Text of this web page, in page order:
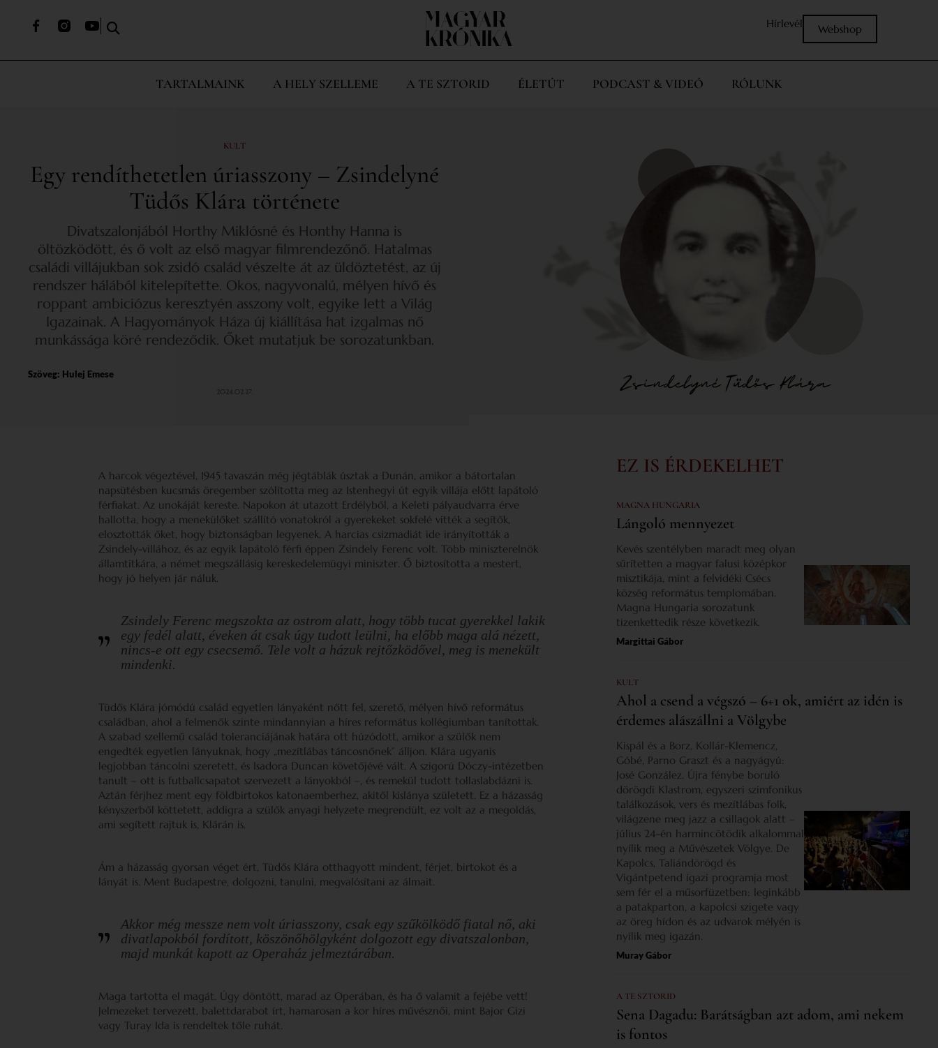
Hírlevél Webshop
TARTALMAINK A HELY SZELLEME A TE SZTORID ÉLETÚT PODCAST & VIDEÓ RÓLUNK
KULT
Egy rendíthetetlen úriasszony – Zsindelyné
Tüdős Klára története
Divatszalonjából Horthy Miklósné és Honthy Hanna is
öltözködött, és ő volt az első magyar filmrendezőnő. Hatalmas
családi villájukban sok zsidó család vészelte át az üldöztetést, az új
rendszer hálából kitelepítette. Okos, nagyvonalú, mélyen hívő és
roppant ambiciózus keresztyén asszony volt, egyike lett a Világ
Igazainak. A Hagyományok Háza új kiállítása hat izgalmas nő
munkássága köré rendeződik. Őket mutatjuk be sorozatunkban.
Szöveg: Hulej Emese
2024.02.27.
A harcok végeztével, 1945 tavaszán még jégtáblák úsztak a Dunán, amikor a bátortalan
napsütésben kucsmás öregember szólította meg az Istenhegyi út egyik villája előtt lapátoló
férfiakat. Az unokáját kereste. Napokon át utazott Erdélyből, a Keleti pályaudvarra érve
hallotta, hogy a menekülőket szállító vonatokról a gyerekeket sokfelé vitték a segítők,
elosztották őket, hogy biztonságban legyenek. A harcias csizmadiát ide irányították a
Zsindely-villához, és az egyik lapátoló férfi éppen Zsindely Ferenc volt. Több miniszterelnök
államtitkára, a német megszállásig kereskedelemügyi miniszter. Ő biztosította a mestert,
hogy jó helyen jár náluk.
Zsindely Ferenc megszokta az ostrom alatt, hogy több tucat gyerekkel lakik
egy fedél alatt, éveken át csak úgy tudott leülni, ha előbb maga alá nézett,
nincs-e ott egy csecsemő. Tele volt a házuk rejtőzködővel, meg is menekült
mindenki.
Tüdős Klára jómódú család egyetlen lányaként nőtt fel, szerető, mélyen hívő református
családban, ahol a felmenők szinte mindannyian a híres református kollégiumban tanítottak.
A szabad szellemű család toleranciájának határa ott húzódott, amikor a szülők nem
engedték egyetlen lányuknak, hogy „mezítlábas táncosnőnek” álljon. Klára ugyanis
legjobban táncolni szeretett, és Isadora Duncan követőjévé vált. A szigorú Dóczy-intézetben
tanult – ott is futballcsapatot szervezett a lányokból –, és remekül tudott tollaslabdázni is.
Aztán férjhez ment egy földbirtokos katonaemberhez, akitől kislánya született. Ez a házasság
kényszerből köttetett, addigra a szülők anyagi helyzete megrendült, ez volt az a megoldás,
ami segített rajtuk is, Klárán is.
Ám a házasság gyorsan véget ért, Tüdős Klára otthagyott mindent, férjet, birtokot és a
lányát is. Ment Budapestre, dolgozni, tanulni, megvalósítani az álmait.
Akkor még messze nem volt úriasszony, csak egy szűkölködő fiatal nő, aki
divatlapokból fordított, köszönőhölgyként dolgozott egy divatszalonban,
majd munkát kapott az Operaház jelmeztárában.
Maga tartotta el magát. Úgy döntött, marad az Operában, és ha ő valamit a fejébe vett!
Jelmezeket tervezett, balettdarabot írt, hamarosan a kor híres művésznői, mint Bajor Gizi
vagy Turay Ida is rendeltek tőle ruhát.
EZ IS ÉRDEKELHET
MAGNA HUNGARIA
Lángoló mennyezet
Kevés szentélyben maradt meg olyan
sűrítetten a magyar falusi középkor
misztikája, mint a felvidéki Csécs
község református templomában.
Magna Hungaria sorozatunk
tizenkettedik része következik.
Margittai Gábor
KULT
Ahol a csend a végszó – 6+1 ok, amiért az idén is
érdemes alászállni a Völgybe
Kispál és a Borz, Kollár-Klemencz,
Góbé, Parno Graszt és a nagyágyú:
José González. Újra fénybe boruló
dörögdi Klastrom, egyszeri szimfonikus
találkozások, vers és mezítlábas folk,
világzene meg jazz a csillagok alatt –
július 24-én harmincötödik alkalommal
nyílik meg a Művészetek Völgye. De
Kapolcs, Taliándörögd és
Vigántpetend igazi programja most
sem fér el a műsorfüzetben: leginkább
a patakparton, a kapolcsi szigete vagy
az öreg hídon és az udvarok mélyén is
nyílik meg igazán.
Muray Gábor
A TE SZTORID
Sena Dagadu: Barátságban azt adom, ami nekem
is fontos